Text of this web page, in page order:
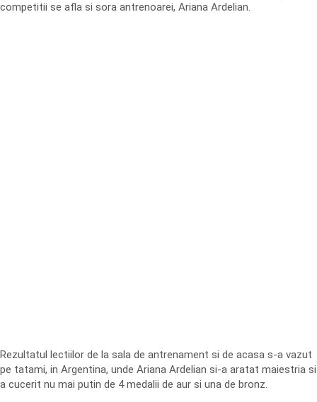
competitii se afla si sora antrenoarei, Ariana Ardelian.
Rezultatul lectiilor de la sala de antrenament si de acasa s-a vazut
pe tatami, in Argentina, unde Ariana Ardelian si-a aratat maiestria si
a cucerit nu mai putin de 4 medalii de aur si una de bronz.